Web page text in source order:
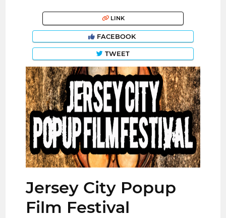
LINK
FACEBOOK
TWEET
Jersey City Popup
Film Festival